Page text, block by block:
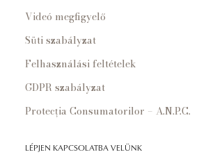
Videó megfigyelő
Süti szabályzat
Felhasználási feltételek
GDPR szabályzat
Protecția Consumatorilor – A.N.P.C.
LÉPJEN KAPCSOLATBA VELÜNK